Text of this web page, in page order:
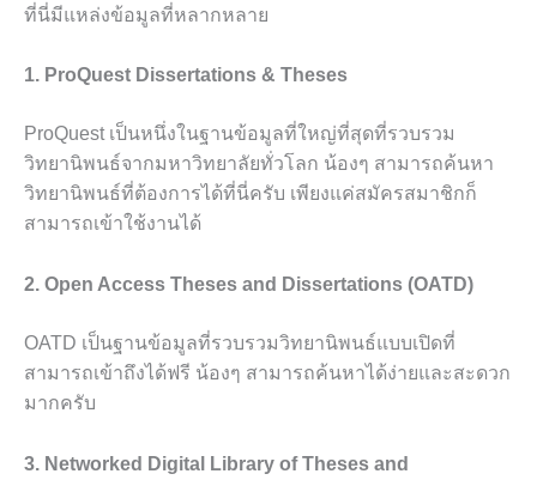
ที่นี่มีแหล่งข้อมูลที่หลากหลาย
1. ProQuest Dissertations & Theses
ProQuest เป็นหนึ่งในฐานข้อมูลที่ใหญ่ที่สุดที่รวบรวม
วิทยานิพนธ์จากมหาวิทยาลัยทั่วโลก น้องๆ สามารถค้นหา
วิทยานิพนธ์ที่ต้องการได้ที่นี่ครับ เพียงแค่สมัครสมาชิกก็
สามารถเข้าใช้งานได้
2. Open Access Theses and Dissertations (OATD)
OATD เป็นฐานข้อมูลที่รวบรวมวิทยานิพนธ์แบบเปิดที่
สามารถเข้าถึงได้ฟรี น้องๆ สามารถค้นหาได้ง่ายและสะดวก
มากครับ
3. Networked Digital Library of Theses and